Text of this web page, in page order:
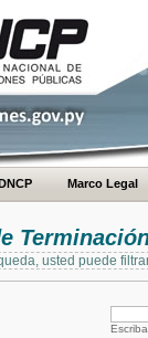
Marco Legal
usted puede